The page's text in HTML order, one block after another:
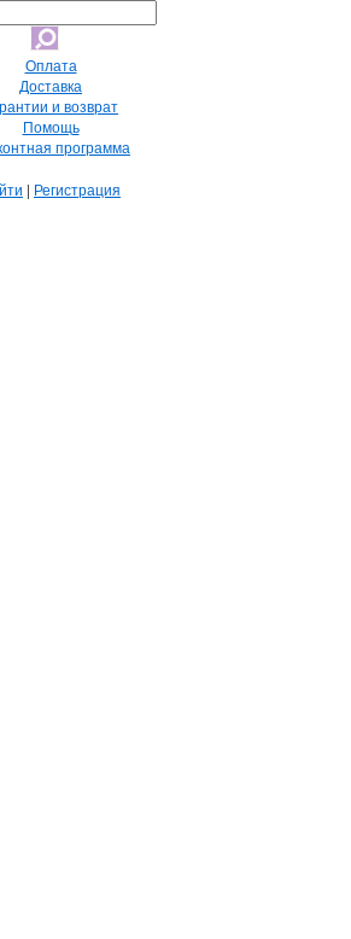
Оплата
Доставка
и возврат
Помощь
программа
| Регистрация